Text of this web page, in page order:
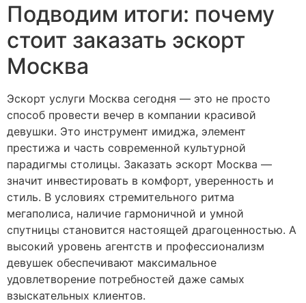
Подводим итоги: почему
стоит заказать эскорт
Москва
Эскорт услуги Москва сегодня — это не просто
способ провести вечер в компании красивой
девушки. Это инструмент имиджа, элемент
престижа и часть современной культурной
парадигмы столицы. Заказать эскорт Москва —
значит инвестировать в комфорт, уверенность и
стиль. В условиях стремительного ритма
мегаполиса, наличие гармоничной и умной
спутницы становится настоящей драгоценностью. А
высокий уровень агентств и профессионализм
девушек обеспечивают максимальное
удовлетворение потребностей даже самых
взыскательных клиентов.